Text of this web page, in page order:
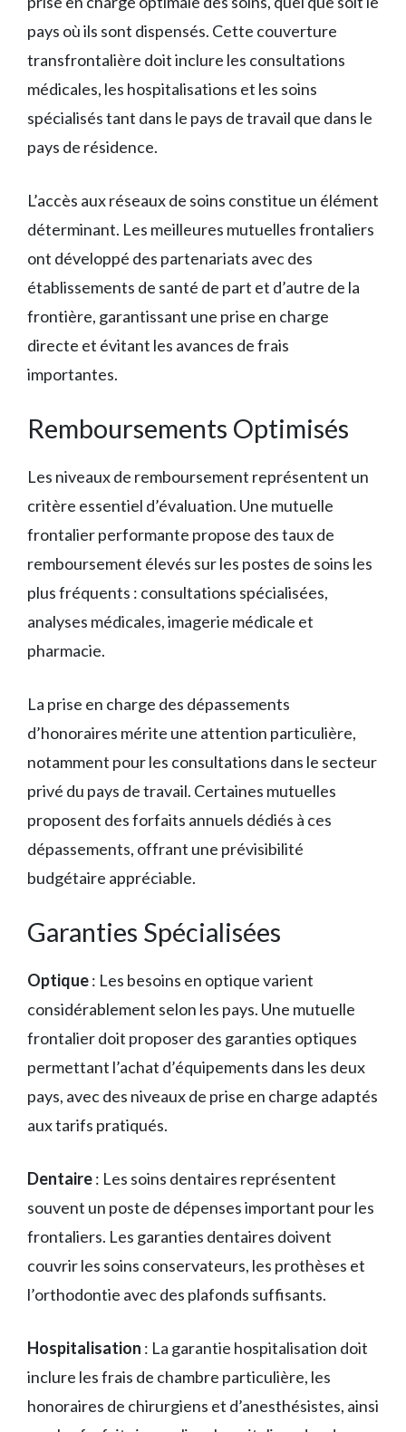
pays où ils sont dispensés. Cette couverture
transfrontalière doit inclure les consultations
médicales, les hospitalisations et les soins
spécialisés tant dans le pays de travail que dans le
pays de résidence.
L’accès aux réseaux de soins constitue un élément
déterminant. Les meilleures mutuelles frontaliers
ont développé des partenariats avec des
établissements de santé de part et d’autre de la
frontière, garantissant une prise en charge
directe et évitant les avances de frais
importantes.
Remboursements Optimisés
Les niveaux de remboursement représentent un
critère essentiel d’évaluation. Une mutuelle
frontalier performante propose des taux de
remboursement élevés sur les postes de soins les
plus fréquents : consultations spécialisées,
analyses médicales, imagerie médicale et
pharmacie.
La prise en charge des dépassements
d’honoraires mérite une attention particulière,
notamment pour les consultations dans le secteur
privé du pays de travail. Certaines mutuelles
proposent des forfaits annuels dédiés à ces
dépassements, offrant une prévisibilité
budgétaire appréciable.
Garanties Spécialisées
Optique: Les besoins en optique varient
considérablement selon les pays. Une mutuelle
frontalier doit proposer des garanties optiques
permettant l’achat d’équipements dans les deux
pays, avec des niveaux de prise en charge adaptés
aux tarifs pratiqués.
Dentaire: Les soins dentaires représentent
souvent un poste de dépenses important pour les
frontaliers. Les garanties dentaires doivent
couvrir les soins conservateurs, les prothèses et
l’orthodontie avec des plafonds suffisants.
Hospitalisation : La garantie hospitalisation doit
inclure les frais de chambre particulière, les
honoraires de chirurgiens et d’anesthésistes, ainsi